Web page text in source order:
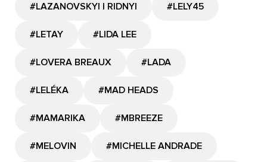
#LAZANOVSKYI I RIDNYI #LELY45
#LETAY #LIDA LEE
#LOVERA BREAUX #LADA
#LELÉKA #MAD HEADS
#MAMARIKA #MBREEZE
#MELOVIN #MICHELLE ANDRADE